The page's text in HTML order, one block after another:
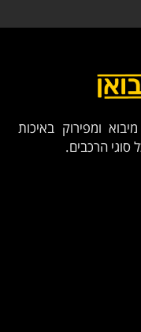
ומפירוק באיכות
סוגי הרכבים.